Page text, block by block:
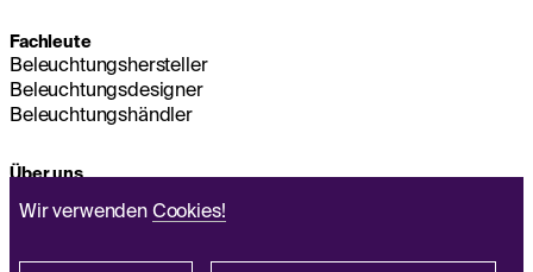
Wir verwenden Cookies!
Fachleute
Beleuchtungshersteller
Beleuchtungsdesigner
Beleuchtungshändler
Über uns
Hauptsitz